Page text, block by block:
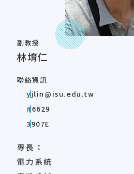
副教授
林堉仁
聯絡資訊
yjlin@isu.edu.tw
#6629
3907E
專長：
電力系統